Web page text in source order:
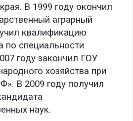
В 1999 году окончил
аграрный
квалификацию
по специальности
году закончил ГОУ
хозяйства при
В 2009 году получил
наук.